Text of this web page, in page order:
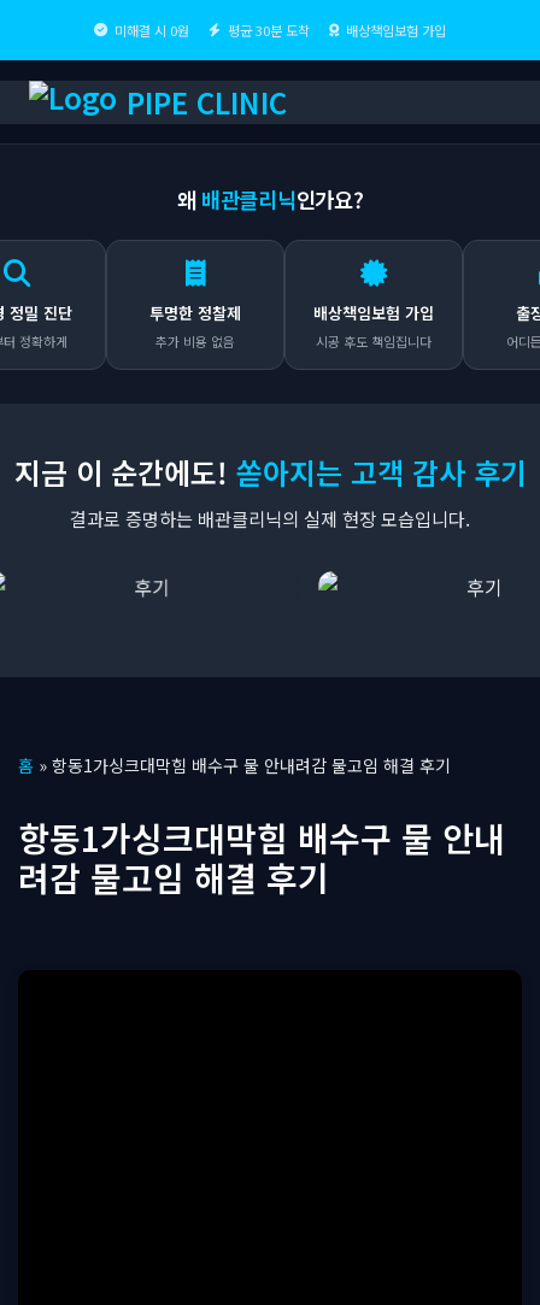
미해결 시 0원 평균 30분 도착 배상책임보험 가입
PIPE CLINIC
왜 배관클리닉인가요?
투명한 정찰제
추가 비용 없음
배상책임보험 가입
시공 후도 책임집니다
출장비 0원
어디든 무료 출동
지금 이 순간에도! 쏟아지는 고객 감사 후기
결과로 증명하는 배관클리닉의 실제 현장 모습입니다.
텐
로
건
기
홈 » 항동1가싱크대막힘 배수구 물 안내려감 물고임 해결 후기
항동1가싱크대막힘 배수구 물 안내
려감 물고임 해결 후기